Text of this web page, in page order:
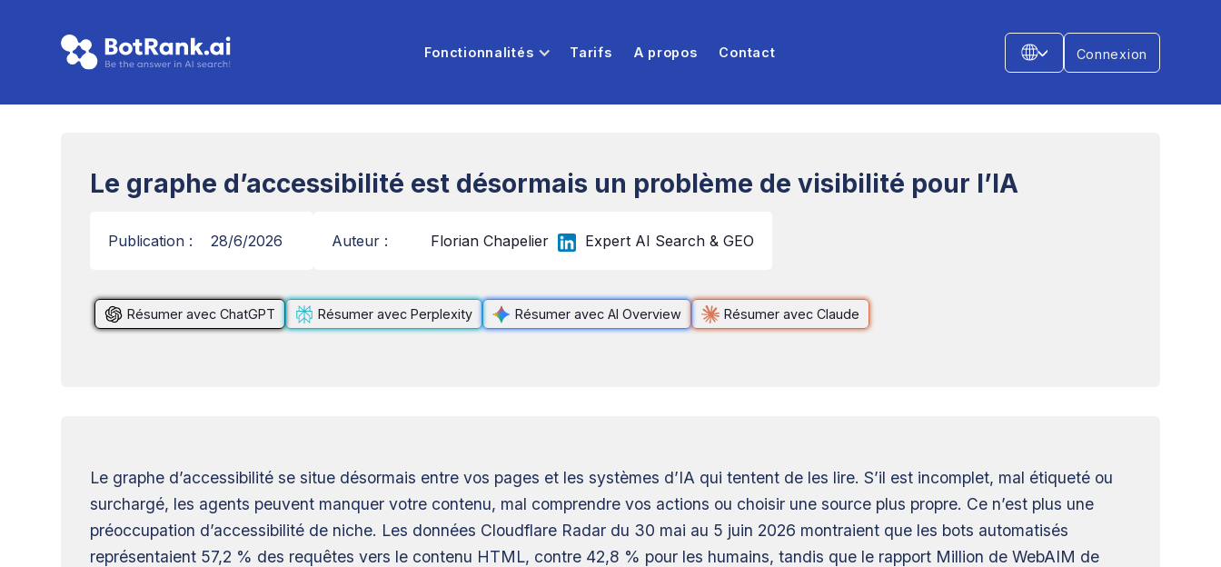
Fonctionnalités Tarifs A propos Contact Connexion
Le graphe d’accessibilité est désormais un problème de visibilité pour l’IA
Publication : 28/6/2026 Auteur : Florian Chapelier Expert AI Search & GEO
Résumer avec ChatGPT Résumer avec Perplexity Résumer avec AI Overview Résumer avec Claude
Le graphe d’accessibilité se situe désormais entre vos pages et les systèmes d’IA qui tentent de les lire. S’il est incomplet, mal étiqueté ou
surchargé, les agents peuvent manquer votre contenu, mal comprendre vos actions ou choisir une source plus propre. Ce n’est plus une
préoccupation d’accessibilité de niche. Les données Cloudflare Radar du 30 mai au 5 juin 2026 montraient que les bots automatisés
représentaient 57,2 % des requêtes vers le contenu HTML, contre 42,8 % pour les humains, tandis que le rapport Million de WebAIM de